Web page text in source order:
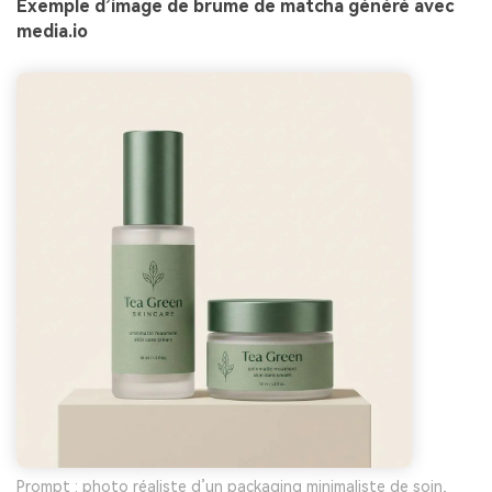
Exemple d’image de brume de matcha généré avec
media.io
Prompt : photo réaliste d’un packaging minimaliste de soin,